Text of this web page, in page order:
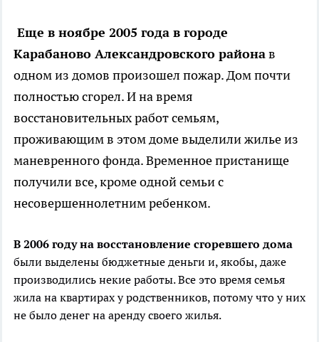
Еще в ноябре 2005 года в городе
Карабаново Александровского районав
одном из домов произошел пожар. Дом почти
полностью сгорел. И на время
восстановительных работ семьям,
проживающим в этом доме выделили жилье из
маневренного фонда. Временное пристанище
получили все, кроме одной семьи с
несовершеннолетним ребенком.
В 2006 году на восстановление сгоревшего дома
были выделены бюджетные деньги и, якобы, даже
производились некие работы. Все это время семья
жила на квартирах у родственников, потому что у них
не было денег на аренду своего жилья.